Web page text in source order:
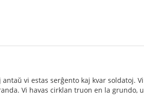
vi estas serĝento kaj kvar soldatoj.
Vi havas cirklan truon en la